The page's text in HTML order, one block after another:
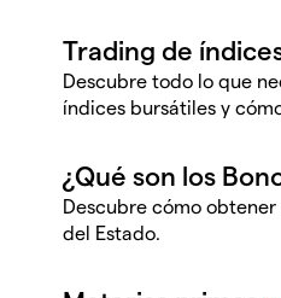
Descubre todo lo que
índices bursátiles y
Descubre cómo obtener
del Estado.